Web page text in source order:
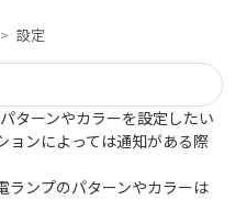
設定
ターンやカラーを設定したい
ョンによっては通知がある際
ランプのパターンやカラーは